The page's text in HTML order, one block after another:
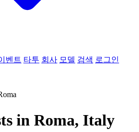
벤트 타투 회사 모델 검색 로그인
in Roma, Italy